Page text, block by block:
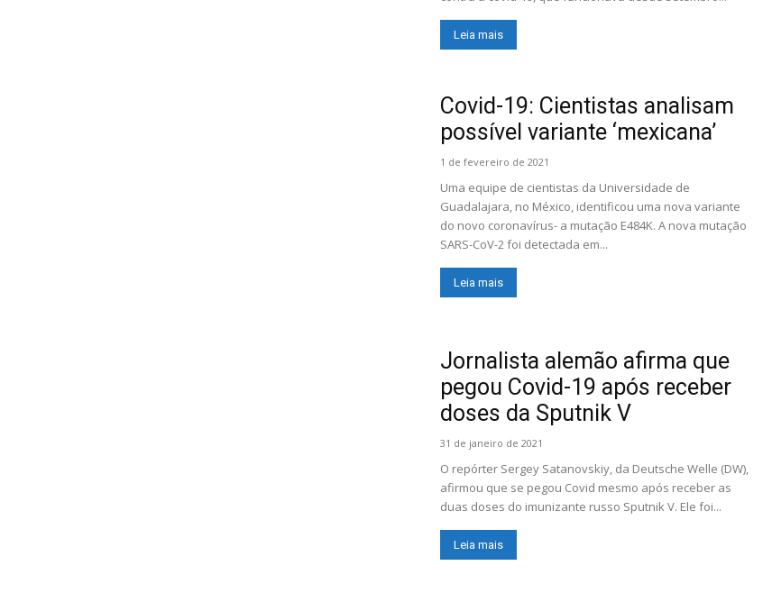
Leia mais
Covid-19: Cientistas analisam
possível variante ‘mexicana’
1 de fevereiro de 2021
Uma equipe de cientistas da Universidade de
Guadalajara, no México, identificou uma nova variante
do novo coronavírus- a mutação E484K. A nova mutação
SARS-CoV-2 foi detectada em...
Leia mais
Jornalista alemão afirma que
pegou Covid-19 após receber
doses da Sputnik V
31 de janeiro de 2021
O repórter Sergey Satanovskiy, da Deutsche Welle (DW),
afirmou que se pegou Covid mesmo após receber as
duas doses do imunizante russo Sputnik V. Ele foi...
Leia mais